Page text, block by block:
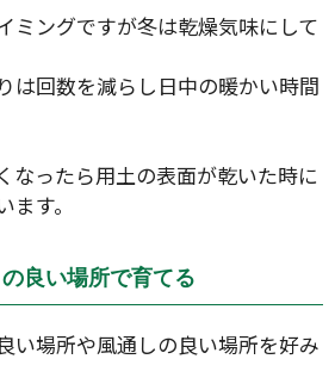
ミングですが冬は乾燥気味にして
は回数を減らし日中の暖かい時間
なったら用土の表面が乾いた時に
す。
良い場所で育てる
い場所や風通しの良い場所を好み